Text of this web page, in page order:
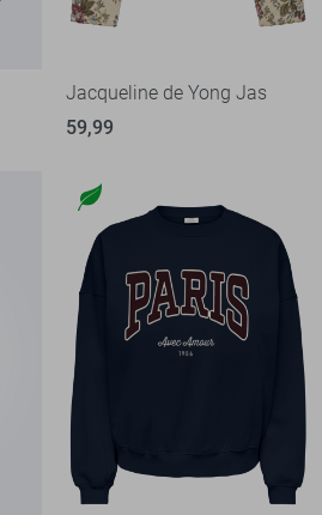
Jacqueline de Yong Jas
59,99